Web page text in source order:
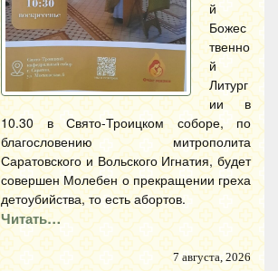
й
Божес
твенно
й
Литург
ии в
10.30 в Свято-Троицком соборе, по
благословению митрополита
Саратовского и Вольского Игнатия, будет
совершен Молебен о прекращении греха
детоубийства, то есть абортов.
Читать…
7 августа, 2026